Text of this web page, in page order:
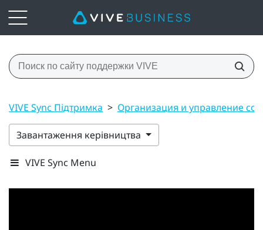
VIVE Sync Підтримка > Организация и управление
Завантаження керівництва
VIVE Sync Menu